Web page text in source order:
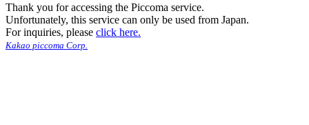
Thank you for accessing the Piccoma service.
Unfortunately, this service can only be used from Japan.
For inquiries, please click here.
Kakao piccoma Corp.